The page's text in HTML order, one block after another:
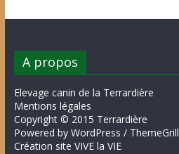
A propos
Elevage canin de la Terrardière
Mentions légales
Copyright © 2015 Terrardière
Powered by WordPress / ThemeGrill
Création site VIVE la VIE